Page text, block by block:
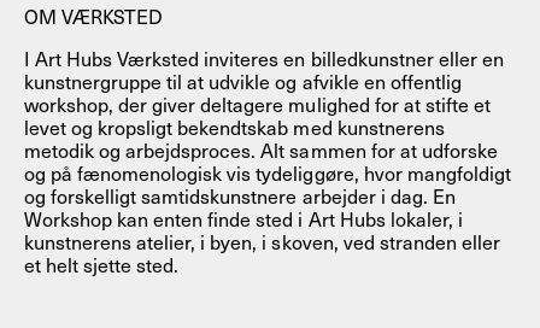
OM VÆRKSTED
I Art Hubs Værksted inviteres en billedkunstner eller en
kunstnergruppe til at udvikle og afvikle en offentlig
workshop, der giver deltagere mulighed for at stifte et
levet og kropsligt bekendtskab med kunstnerens
metodik og arbejdsproces. Alt sammen for at udforske
og på fænomenologisk vis tydeliggøre, hvor mangfoldigt
og forskelligt samtidskunstnere arbejder i dag. En
Workshop kan enten finde sted i Art Hubs lokaler, i
kunstnerens atelier, i byen, i skoven, ved stranden eller
et helt sjette sted.